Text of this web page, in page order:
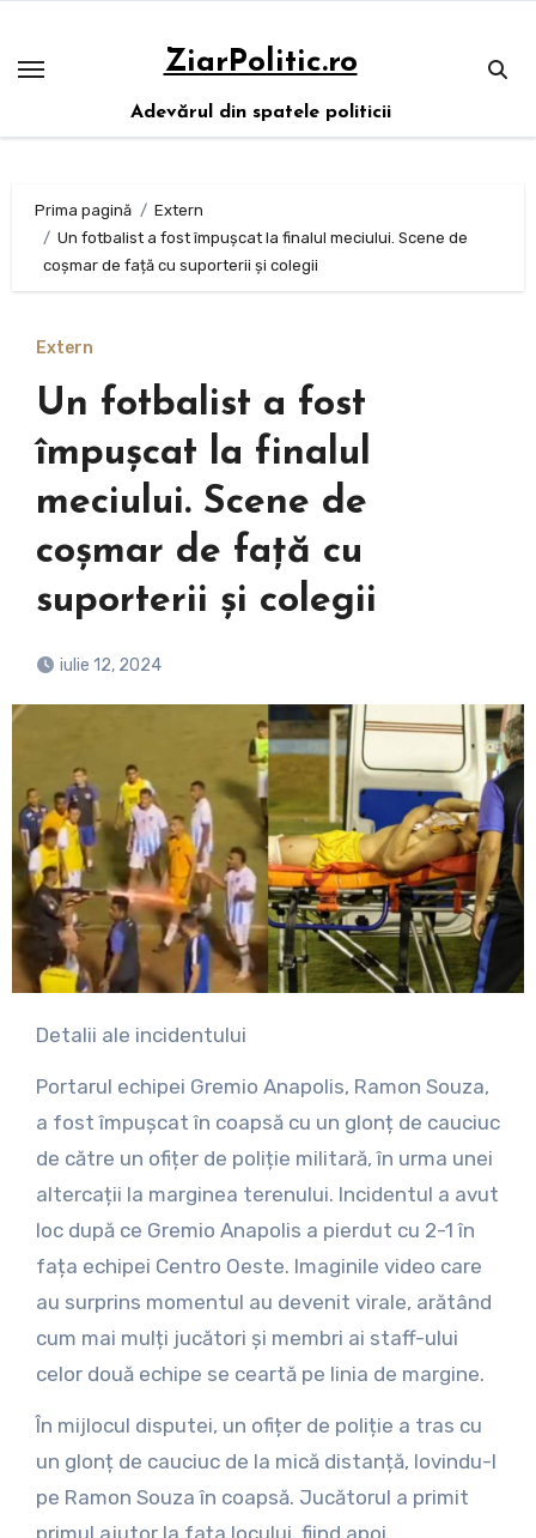
conținut
ZiarPolitic.ro
Adevărul din spatele politicii
Prima pagină
Extern
Un fotbalist a fost împușcat la finalul meciului. Scene de
coșmar de față cu suporterii și colegii
Extern
Un fotbalist a fost
împușcat la finalul
meciului. Scene de
coșmar de față cu
suporterii și colegii
iulie 12, 2024
Detalii ale incidentului
Portarul echipei Gremio Anapolis, Ramon Souza,
a fost împușcat în coapsă cu un glonț de cauciuc
de către un ofițer de poliție militară, în urma unei
altercații la marginea terenului. Incidentul a avut
loc după ce Gremio Anapolis a pierdut cu 2-1 în
fața echipei Centro Oeste. Imaginile video care
au surprins momentul au devenit virale, arătând
cum mai mulți jucători și membri ai staff-ului
celor două echipe se ceartă pe linia de margine.
În mijlocul disputei, un ofițer de poliție a tras cu
un glonț de cauciuc de la mică distanță, lovindu-l
pe Ramon Souza în coapsă. Jucătorul a primit